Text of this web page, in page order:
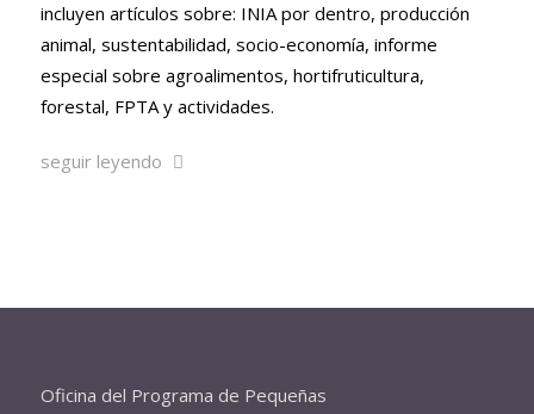
incluyen artículos sobre: INIA por dentro, producción
animal, sustentabilidad, socio-economía, informe
especial sobre agroalimentos, hortifruticultura,
forestal, FPTA y actividades.
seguir leyendo
Oficina del Programa de Pequeñas